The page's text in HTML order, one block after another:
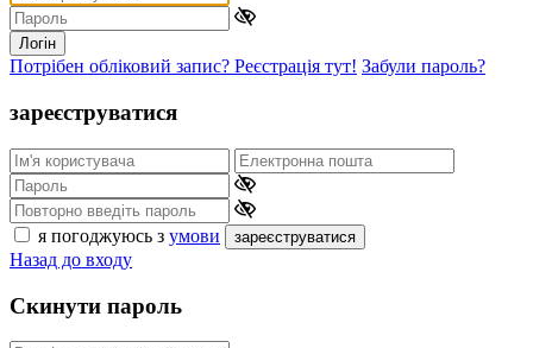
Логін
Потрібен обліковий запис? Реєстрація тут! Забули пароль?
зареєструватися
я погоджуюсь з умови зареєструватися
Назад до входу
Скинути пароль